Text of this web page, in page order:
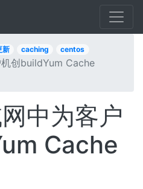
新 caching centos
创buildYum Cache
中为客户
Cache